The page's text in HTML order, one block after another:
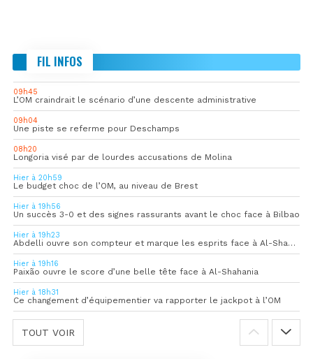
FIL INFOS
09h45
L’OM craindrait le scénario d’une descente administrative
09h04
Une piste se referme pour Deschamps
08h20
Longoria visé par de lourdes accusations de Molina
Hier à 20h59
Le budget choc de l’OM, au niveau de Brest
Hier à 19h56
Un succès 3-0 et des signes rassurants avant le choc face à Bilbao
Hier à 19h23
Abdelli ouvre son compteur et marque les esprits face à Al-Shahania
Hier à 19h16
Paixão ouvre le score d’une belle tête face à Al-Shahania
Hier à 18h31
Ce changement d’équipementier va rapporter le jackpot à l’OM
TOUT VOIR